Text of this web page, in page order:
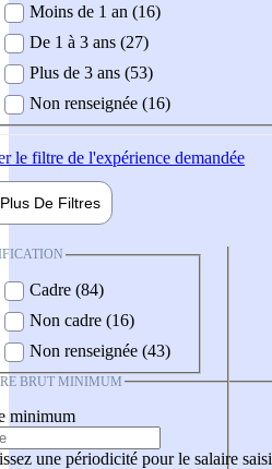
demandée
Moins de 1 an (16)
De 1 à 3 ans (27)
Plus de 3 ans (53)
Non renseignée (16)
le filtre de l'expérience demandée
Plus De Filtres
Cadre (84)
Non cadre (16)
Non renseignée (43)
BRUT MINIMUM
minimum
une périodicité pour le salaire saisi